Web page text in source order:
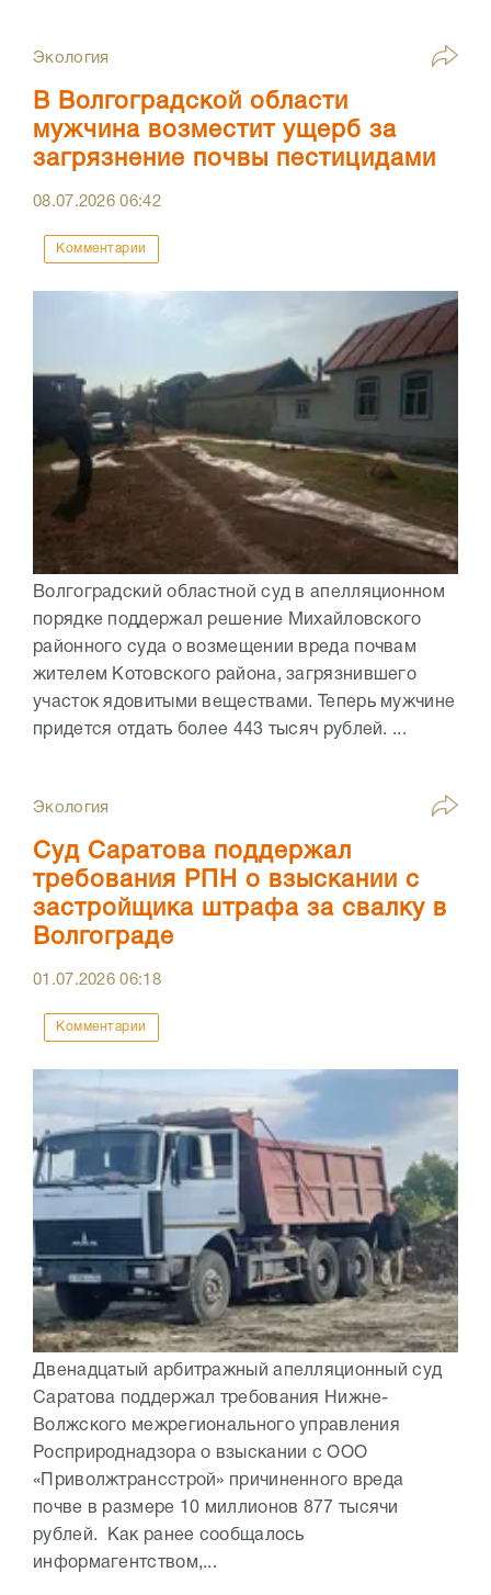
Экология
В Волгоградской области
мужчина возместит ущерб за
загрязнение почвы пестицидами
08.07.202606:42
Комментарии
Волгоградский областной суд в апелляционном
порядке поддержал решение Михайловского
районного суда о возмещении вреда почвам
жителем Котовского района, загрязнившего
участок ядовитыми веществами. Теперь мужчине
придется отдать более 443 тысяч рублей. ...
Экология
Суд Саратова поддержал
требования РПН о взыскании с
застройщика штрафа за свалку в
Волгограде
01.07.202606:18
Комментарии
Двенадцатый арбитражный апелляционный суд
Саратова поддержал требования Нижне-
Волжского межрегионального управления
Росприроднадзора о взыскании с ООО
«Приволжтрансстрой» причиненного вреда
почве в размере 10 миллионов 877 тысячи
рублей. Как ранее сообщалось
информагентством,...